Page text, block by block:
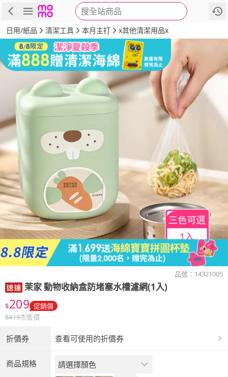
搜全站商品
商品 評價 詳情
日用/紙品 清潔工具 本月主打 x其他清潔用品x
品號： 14321005
茉家動物收納盒防堵塞水槽濾網(1入)
$209 促銷價
$419市售價
折價券 查看可使用的折價券
商品規格 請選擇顏色